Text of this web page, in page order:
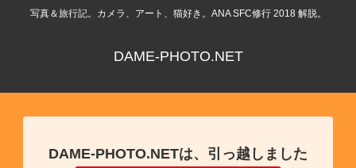
写真＆旅行記。カメラ、アート、猫好き。ANA SFC修行 2018 解脱。
DAME-PHOTO.NET
DAME-PHOTO.NETは、引っ越しました